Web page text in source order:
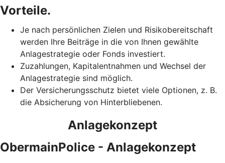
Vorteile.
Je nach persönlichen Zielen und Risikobereitschaft
werden Ihre Beiträge in die von Ihnen gewählte
Anlagestrategie oder Fonds investiert.
Zuzahlungen, Kapitalentnahmen und Wechsel der
Anlagestrategie sind möglich.
Der Versicherungsschutz bietet viele Optionen, z. B.
die Absicherung von Hinterbliebenen.
Anlagekonzept
ObermainPolice - Anlagekonzept